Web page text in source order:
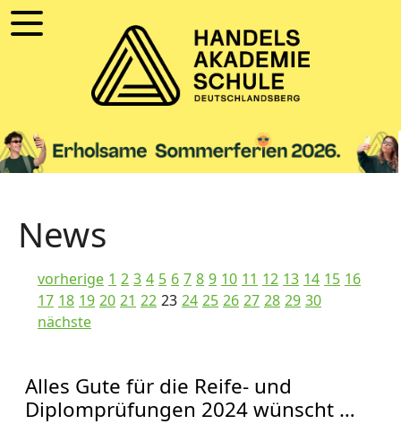
News
vorherige 1 2 3 4 5 6 7 8 9 10 11 12 13 14 15 16
17 18 19 20 21 22 23 24 25 26 27 28 29 30
nächste
Alles Gute für die Reife- und
Diplomprüfungen 2024 wünscht …